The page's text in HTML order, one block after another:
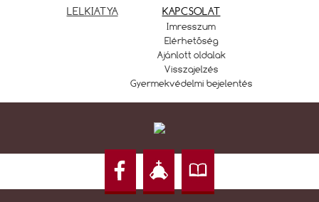
LELKIATYA KAPCSOLAT
Imresszum
Elérhetőség
Ajánlott oldalak
Visszajelzés
Gyermekvédelmi bejelentés